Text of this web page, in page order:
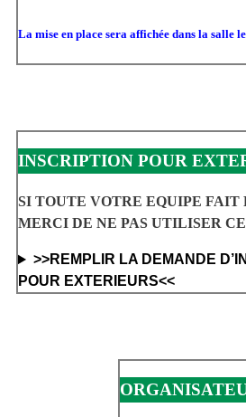
La mise en place sera affichée dans la salle
INSCRIPTION POUR
SI TOUTE VOTRE EQUIPE FAIT
MERCI DE NE PAS UTILISER
>>REMPLIR LA DEMANDE
POUR EXTERIEURS<<